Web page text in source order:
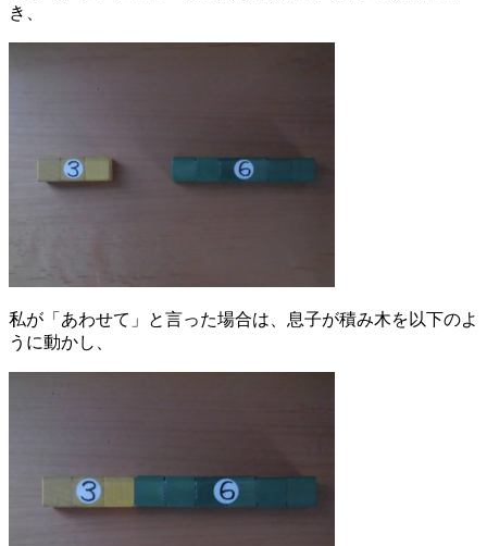
き、
私が「あわせて」と言った場合は、息子が積み木を以下のよ
うに動かし、